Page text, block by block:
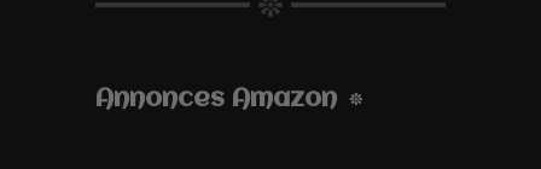
Annonces Amazon